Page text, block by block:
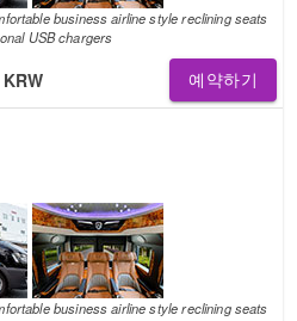
business airline style reclining seats
USB chargers
예약하기
business airline style reclining seats